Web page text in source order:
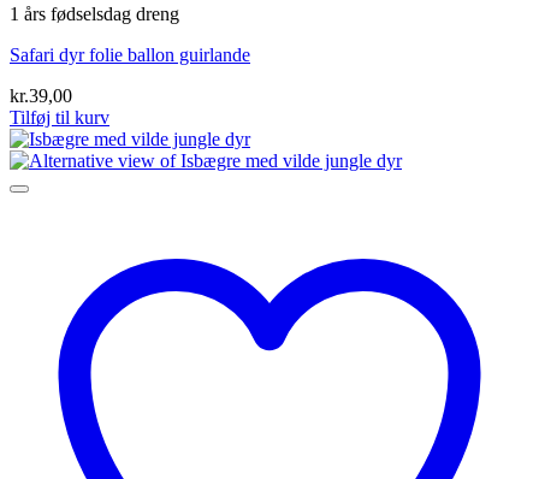
1 års fødselsdag dreng
Safari dyr folie ballon guirlande
kr.39,00
Tilføj til kurv